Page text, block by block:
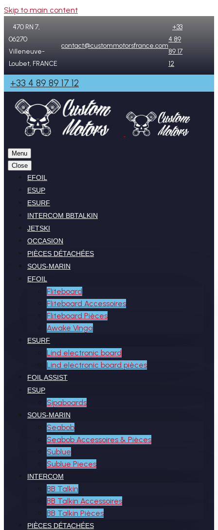
Skip to main content
470 RN 7,
06270
Villeneuve-
Loubet, FRANCE
contact@custommotorsfrance.com
+33
4 89
89 17
12
+33 4 89 89 17 12
Menu
Close
EFOIL
ESUP
ESURF
INTERCOM BBTALKIN
JETSKI
OCCASION
PIÈCES DÉTACHÉES
SOUS-MARIN
EFOIL
Fliteboard
Fliteboard Accessoires
Fliteboard Pièces
Awake Vinga
ESURF
Lind electronic board
Lind electronic board pièces
FOIL ASSIST
ESUP
Sipaboards
SOUS-MARIN
Seabob
Seabob Accessoires & Pièces
Sublue
Sublue Pieces
INTERCOM
BB Talkin
BB Talkin Accessoires
BB Talkin Pièces
PIÈCES DÉTACHÉES